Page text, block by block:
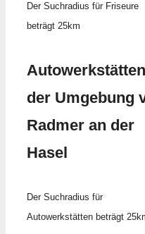
Der Suchradius für Friseure
beträgt 25km
der Umgebung
Radmer an der
Hasel
Der Suchradius für
Autowerkstätten beträgt